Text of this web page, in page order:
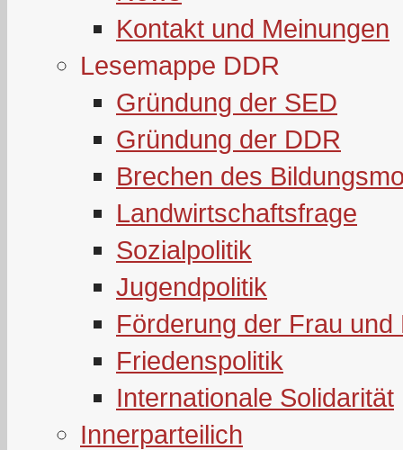
Kontakt und Meinungen
Lesemappe DDR
Gründung der SED
Gründung der DDR
Brechen des
Landwirtschaftsfrage
Sozialpolitik
Jugendpolitik
Förderung der Frau und
Friedenspolitik
Internationale Solidarität
Innerparteilich